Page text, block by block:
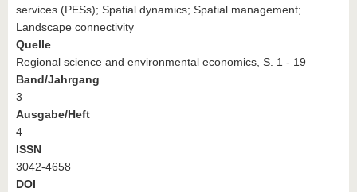
services (PESs); Spatial dynamics; Spatial management;
Landscape connectivity
Quelle
Regional science and environmental economics, S. 1 - 19
Band/Jahrgang
3
Ausgabe/Heft
4
ISSN
3042-4658
DOI